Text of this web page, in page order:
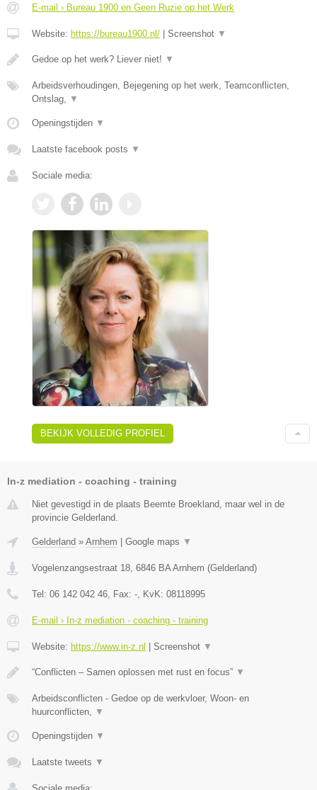
E-mail › Bureau 1900 en Geen Ruzie op het Werk
Website: https://bureau1900.nl/ Screenshot ▼
Gedoe op het werk? Liever niet! ▼
Arbeidsverhoudingen, Bejegening op het werk, Teamconflicten,
Ontslag,
▼
Openingstijden ▼
Laatste facebook posts ▼
Sociale media:
BEKIJK VOLLEDIG PROFIEL
In-z mediation - coaching - training
Niet gevestigd in de plaats Beemte Broekland, maar wel in de
provincie Gelderland.
Gelderland » Arnhem Google maps ▼
Vogelenzangsestraat 18 6846 BA Arnhem (Gelderland)
Tel: 06 142 042 46 , Fax: - , KvK: 08118995
E-mail › In-z mediation - coaching - training
Website: https://www.in-z.nl Screenshot ▼
“Conflicten – Samen oplossen met rust en focus” ▼
Arbeidsconflicten - Gedoe op de werkvloer, Woon- en
huurconflicten,
▼
Openingstijden ▼
Laatste tweets ▼